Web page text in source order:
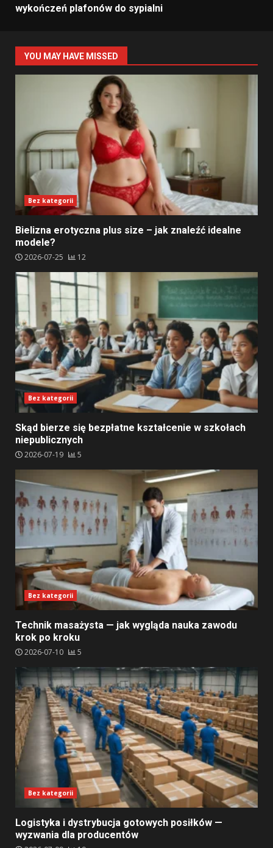
wykończeń plafonów do sypialni
YOU MAY HAVE MISSED
Bez kategorii
Bielizna erotyczna plus size – jak znaleźć idealne
modele?
2026-07-25 12
Bez kategorii
Skąd bierze się bezpłatne kształcenie w szkołach
niepublicznych
2026-07-19 5
Bez kategorii
Technik masażysta — jak wygląda nauka zawodu
krok po kroku
2026-07-10 5
Bez kategorii
Logistyka i dystrybucja gotowych posiłków —
wyzwania dla producentów